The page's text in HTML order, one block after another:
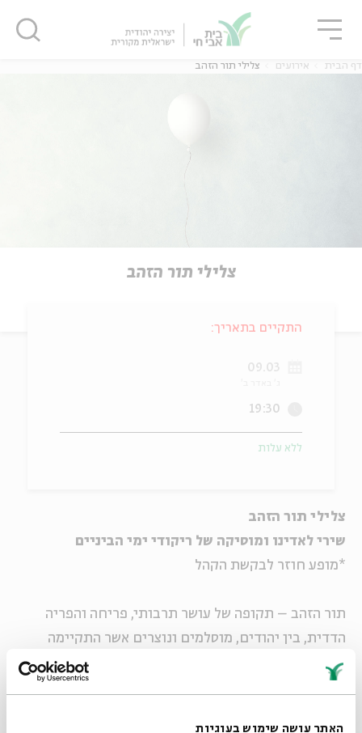
האתר עושה שימוש בעוגיות
דף הבית אירועים צלילי תור הזהב
צלילי תור הזהב
צלילי תור הזהב
שירי לאדינו ומוסיקה של ריקודי ימי הביניים
*מופע חוזר לבקשת הקהל
תור הזהב – תקופה של עושר תרבותי, פריחה והפריה
הדדית, בין יהודים, מוסלמים ונוצרים אשר התקיימה
בחצי האי האיברי במהלך ימי הביניים. פריחה זו באה לידי
התקיים בתאריך:
09.03
19:30
ללא עלות
סגור